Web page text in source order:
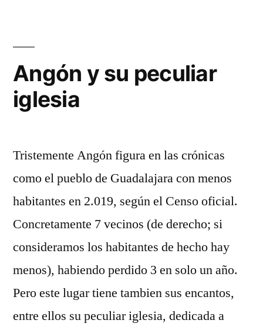
Angón y su peculiar
iglesia
Tristemente Angón figura en las crónicas
como el pueblo de Guadalajara con menos
habitantes en 2.019, según el Censo oficial.
Concretamente 7 vecinos (de derecho; si
consideramos los habitantes de hecho hay
menos), habiendo perdido 3 en solo un año.
Pero este lugar tiene tambien sus encantos,
entre ellos su peculiar iglesia, dedicada a